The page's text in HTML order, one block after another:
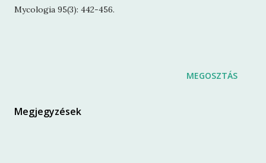
Mycologia 95(3): 442-456.
MEGOSZTÁS
Megjegyzések